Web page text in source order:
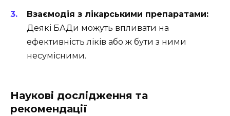
Взаємодія з лікарськими препаратами:
Деякі БАДи можуть впливати на
ефективність ліків або ж бути з ними
несумісними.
Наукові дослідження та
рекомендації